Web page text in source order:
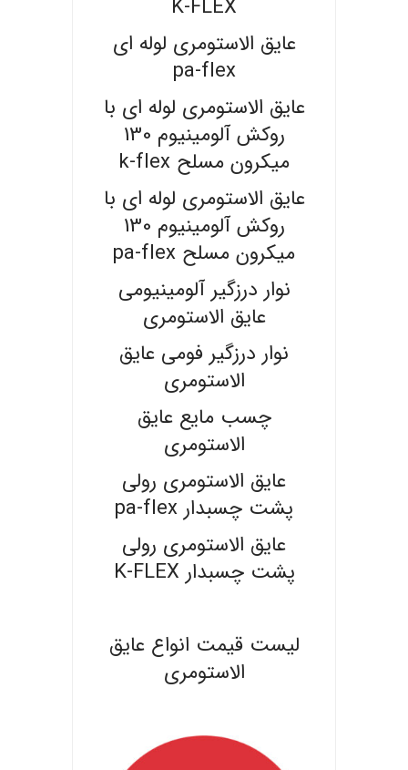
K-FLEX
عایق الاستومری لوله ای
pa-flex
عایق الاستومری لوله ای با
روکش آلومینیوم 130
میکرون مسلح k-flex
عایق الاستومری لوله ای با
روکش آلومینیوم 130
میکرون مسلح pa-flex
نوار درزگیر آلومینیومی
عایق الاستومری
نوار درزگیر فومی عایق
الاستومری
چسب مایع عایق
الاستومری
عایق الاستومری رولی
پشت چسبدار pa-flex
عایق الاستومری رولی
پشت چسبدار K-FLEX
لیست قیمت انواع عایق
الاستومری